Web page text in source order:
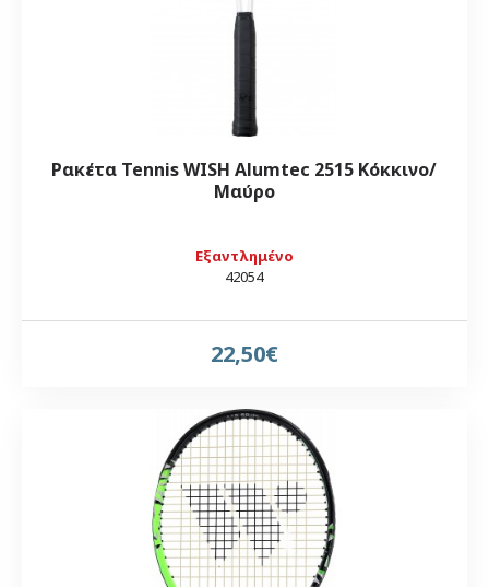
Εξαντλημένο
42054
Ρακέτα Tennis WISH Alumtec 2515 Κόκκινο/
Μαύρο
22,50€